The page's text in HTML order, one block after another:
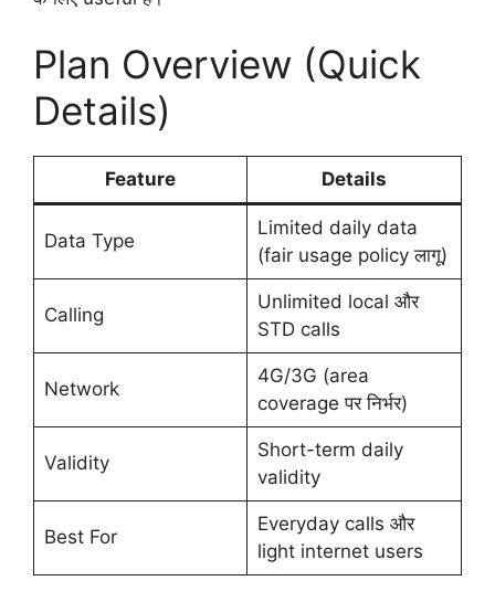
Plan Overview (Quick
Details)
Feature Details
Data Type
Limited daily data
(fair usage policy लागू)
Calling
Unlimited local और
STD calls
Network
4G/3G (area
coverage पर निर्भर)
Validity
Short-term daily
validity
Best For
Everyday calls और
light internet users